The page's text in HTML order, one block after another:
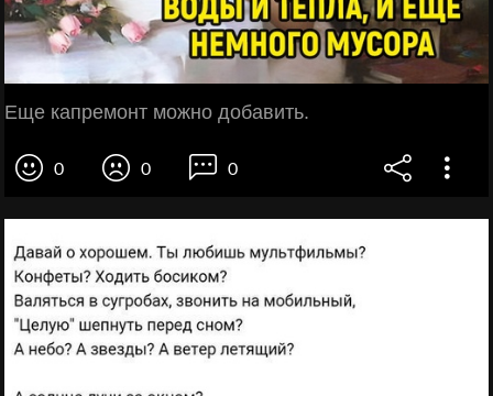
Еще капремонт можно добавить.
0 0 0